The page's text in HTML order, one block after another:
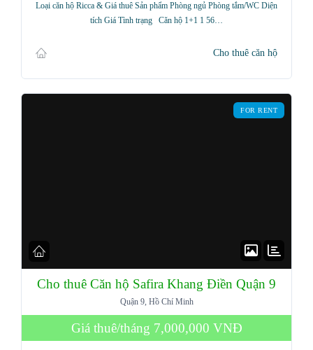
Loại căn hộ Ricca & Giá thuê Sản phẩm Phòng ngủ Phòng tắm/WC Diện
tích Giá Tình trạng Căn hộ 1+1 1 56…
Cho thuê căn hộ
FOR RENT
Cho thuê Căn hộ Safira Khang Điền Quận 9
Quận 9, Hồ Chí Minh
Giá thuê/tháng 7,000,000 VNĐ